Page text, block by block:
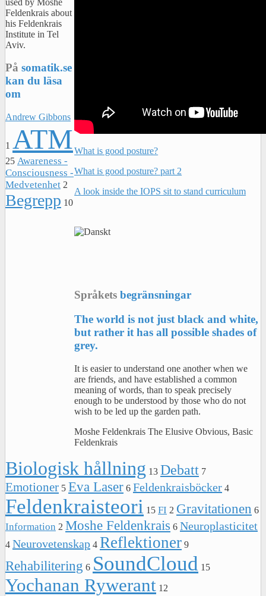
What is good posture?
What is good posture? part 2
A look inside the IOPS sit to stand curriculum
Språkets begränsningar
The world is not just black and white,
but rather it has all possible shades of
grey.
It is easier to understand one another when we
are friends, and have established a common
meaning of words, than to speak precisely
enough to be understood by those who do not
wish to be led up the garden path.
Moshe Feldenkrais The Elusive Obvious, Basic
Feldenkrais
Feldenkrais about
his Feldenkrais
Institute in Tel
Aviv.
På somatik.se
kan du läsa
om
Andrew Gibbons
1 ATM
25 Awareness -
Consciousness -
Medvetenhet 2
Begrepp 10
Biologisk hållning 13 Debatt 7
Emotioner 5 Eva Laser 6 Feldenkraisböcker 4
Feldenkraisteori 15 FI 2 Gravitationen 6
Information 2 Moshe Feldenkrais 6 Neuroplasticitet
4 Neurovetenskap 4 Reflektioner 9
Rehabilitering 6 SoundCloud 15
Yochanan Rywerant 12